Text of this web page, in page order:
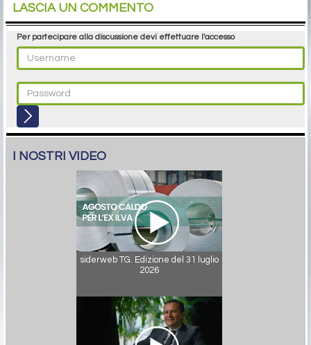
LASCIA UN COMMENTO
Per partecipare alla discussione devi effettuare l'accesso
I NOSTRI VIDEO
siderweb TG. Edizione del 31 luglio
2026